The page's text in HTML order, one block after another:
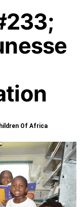
Of Africa